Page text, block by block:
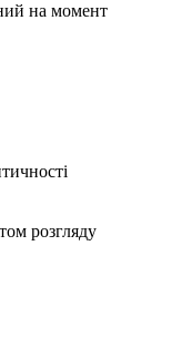
на момент
розгляду